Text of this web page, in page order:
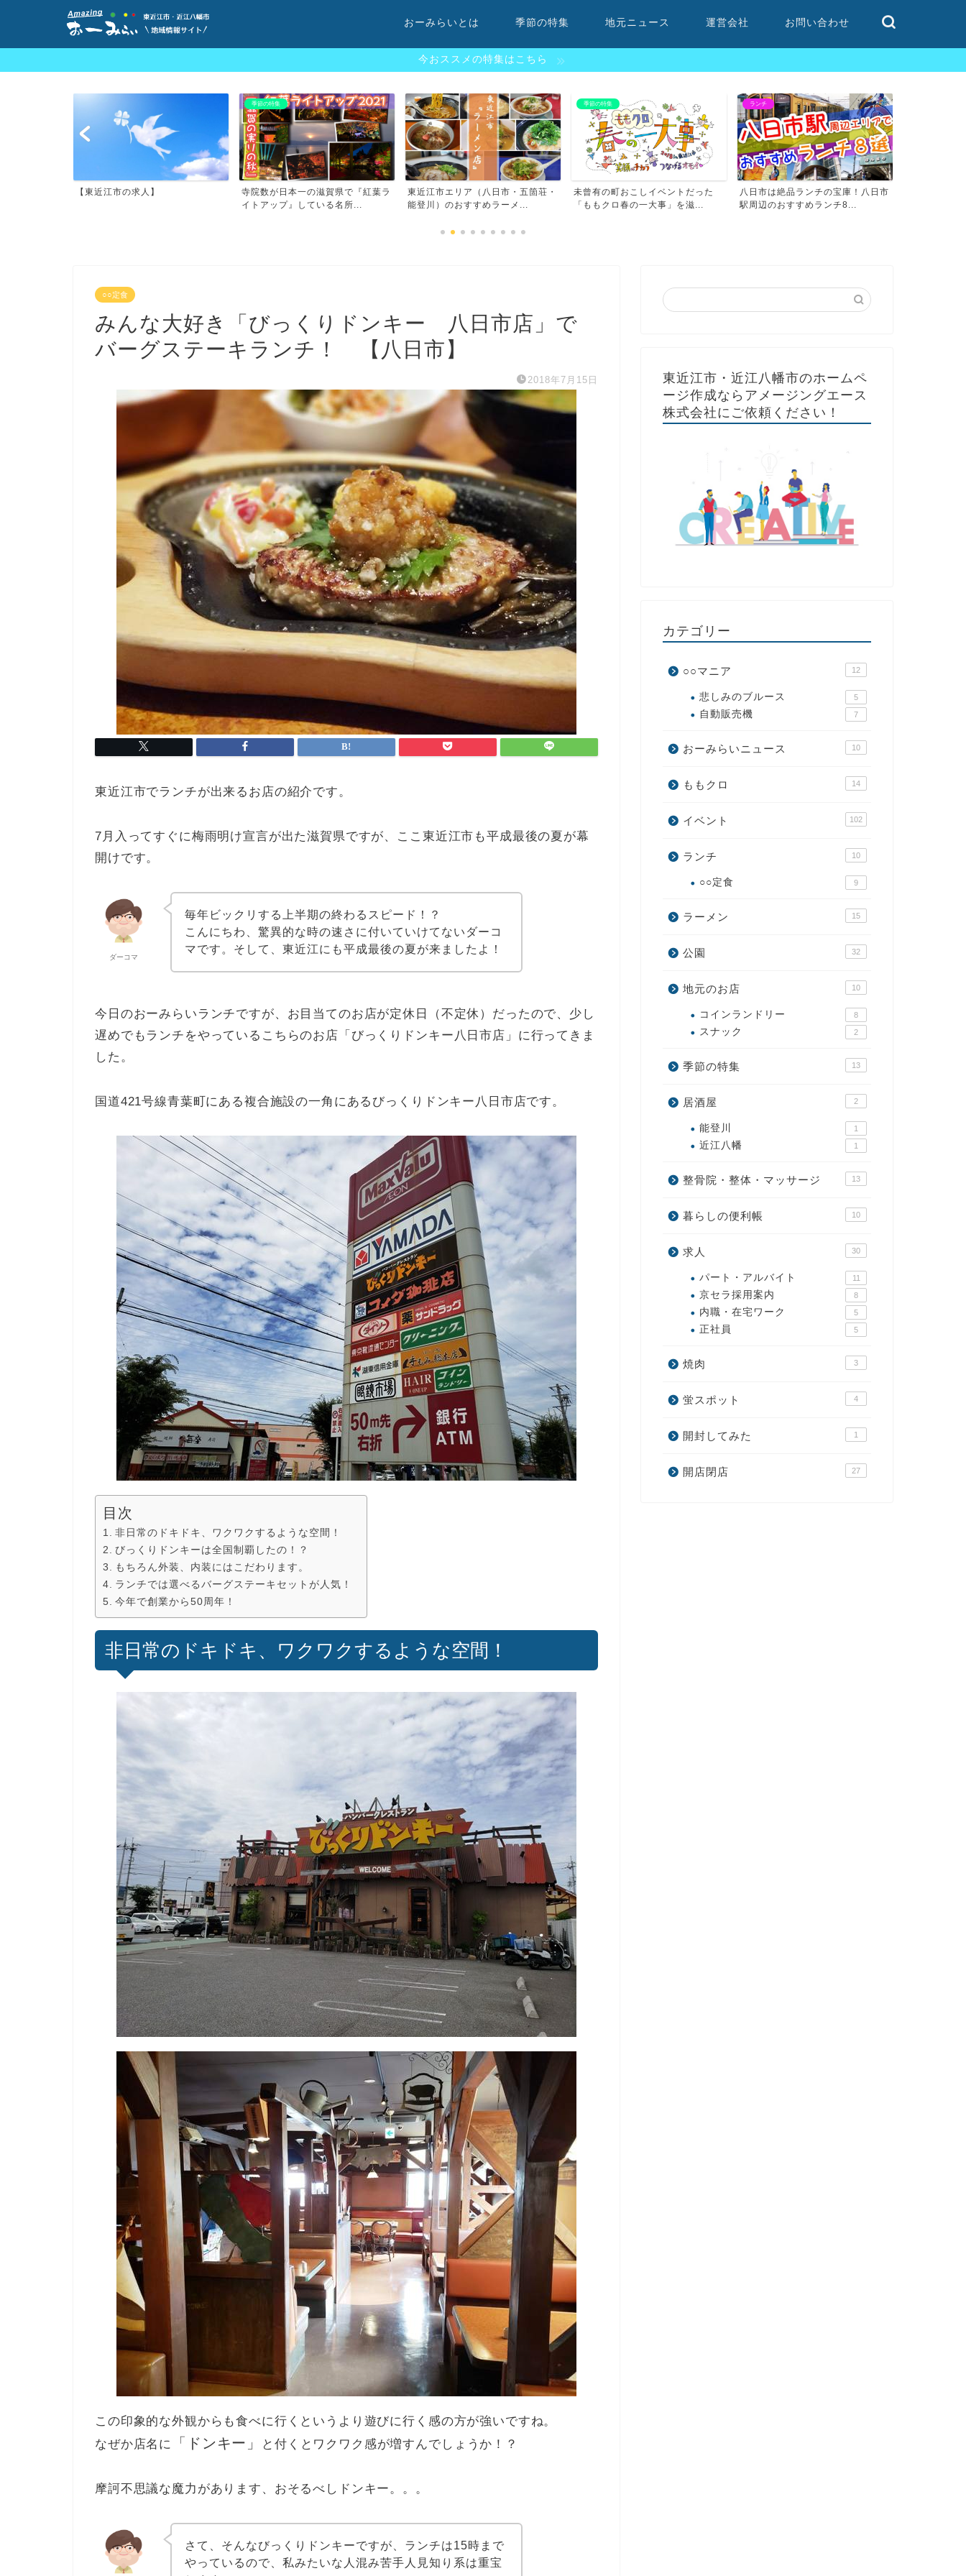
おーみらいとは 季節の特集 地元ニュース 運営会社 お問い合わせ
今おススメの特集はこちら
寺院数が日本一の滋賀県で『紅葉ラ
東近江市エリア（八日市・五箇荘・
能登川）のおすすめラーメ...
季節の特集
未曾有の町おこしイベントだった
「ももクロ春の一大事」を滋...
ランチ
八日市は絶品ランチの宝庫！八日市
駅周辺のおすすめランチ8...
公園
自然緑が多い東近江市の公園の世界
へようこそ！
○○定食
みんな大好き「びっくりドンキー 八日市店」で
バーグステーキランチ！ 【八日市】
2018年7月15日
東近江市でランチが出来るお店の紹介です。
7月入ってすぐに梅雨明け宣言が出た滋賀県ですが、ここ東近江市も平成最後の夏が幕
開けです。
ダーコマ
毎年ビックリする上半期の終わるスピード！？
こんにちわ、驚異的な時の速さに付いていけてないダーコ
マです。そして、東近江にも平成最後の夏が来ましたよ！
今日のおーみらいランチですが、お目当てのお店が定休日（不定休）だったので、 少し
遅めでもランチをやっている こちらのお店「びっくりドンキー八日市店」に行ってきま
した。
国道421号線青葉町にある複合施設の一角にあるびっくりドンキー八日市店です。
目次
非日常のドキドキ、ワクワクするような空間！
びっくりドンキーは全国制覇したの！？
もちろん外装、内装にはこだわります。
ランチでは選べるバーグステーキセットが人気！
今年で創業から50周年！
非日常のドキドキ、ワクワクするような空間！
この印象的な外観からも食べに行くというより遊びに行く感の方が強いですね。
なぜか店名に
「ドンキー」 と付くとワクワク感が増すんでしょうか！？
摩訶不思議な魔力があります、おそるべしドンキー。。。
さて、そんなびっくりドンキーですが、ランチは15時まで
やっているので、私みたいな人混み苦手人見知り系は重宝
東近江市・近江八幡市のホームペ
ージ作成ならアメージングエース
株式会社にご依頼ください！
カテゴリー
○○マニア 12
悲しみのブルース 5
自動販売機 7
おーみらいニュース 10
ももクロ 14
イベント 102
ランチ 10
○○定食 9
ラーメン 15
公園 32
地元のお店 10
コインランドリー 8
スナック 2
季節の特集 13
居酒屋 2
能登川 1
近江八幡 1
整骨院・整体・マッサージ 13
暮らしの便利帳 10
求人 30
パート・アルバイト 11
京セラ採用案内 8
内職・在宅ワーク 5
正社員 5
焼肉 3
蛍スポット 4
開封してみた 1
開店閉店 27